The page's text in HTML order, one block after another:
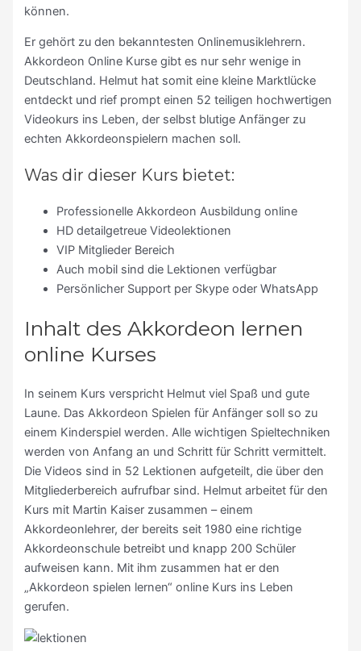
können.
Er gehört zu den bekanntesten Onlinemusiklehrern.
Akkordeon Online Kurse gibt es nur sehr wenige in
Deutschland. Helmut hat somit eine kleine Marktlücke
entdeckt und rief prompt einen 52 teiligen hochwertigen
Videokurs ins Leben, der selbst blutige Anfänger zu
echten Akkordeonspielern machen soll.
Was dir dieser Kurs bietet:
Professionelle Akkordeon Ausbildung online
HD detailgetreue Videolektionen
VIP Mitglieder Bereich
Auch mobil sind die Lektionen verfügbar
Persönlicher Support per Skype oder WhatsApp
Inhalt des Akkordeon lernen
online Kurses
In seinem Kurs verspricht Helmut viel Spaß und gute
Laune. Das Akkordeon Spielen für Anfänger soll so zu
einem Kinderspiel werden. Alle wichtigen Spieltechniken
werden von Anfang an und Schritt für Schritt vermittelt.
Die Videos sind in 52 Lektionen aufgeteilt, die über den
Mitgliederbereich aufrufbar sind. Helmut arbeitet für den
Kurs mit Martin Kaiser zusammen – einem
Akkordeonlehrer, der bereits seit 1980 eine richtige
Akkordeonschule betreibt und knapp 200 Schüler
aufweisen kann. Mit ihm zusammen hat er den
„Akkordeon spielen lernen“ online Kurs ins Leben
gerufen.